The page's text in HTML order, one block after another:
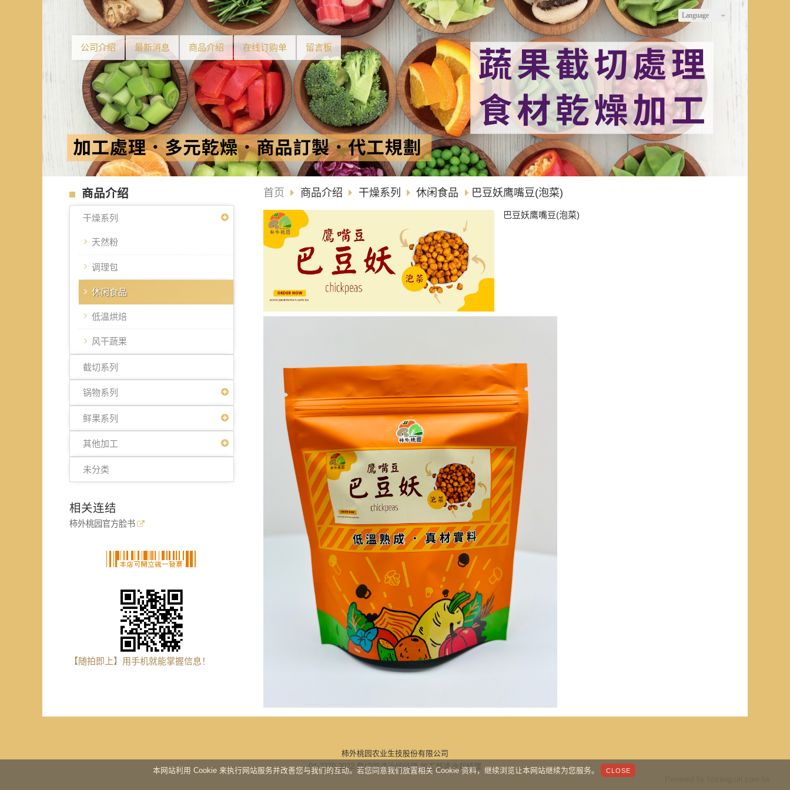
Language
公司介绍 最新消息 商品介绍 在线订购单 留言板
商品介绍
干燥系列
天然粉
调理包
休闲食品
低温烘焙
风干蔬果
截切系列
锅物系列
鲜果系列
其他加工
未分类
相关连结
柿外桃园官方脸书
【随拍即上】用手机就能掌握信息！
首页 商品介绍 干燥系列 休闲食品 巴豆妖鹰嘴豆(泡菜)
巴豆妖鹰嘴豆(泡菜)
柿外桃园农业生技股份有限公司
04-2270-2022 截切部请洽邱经理 加工部请洽刘经理
本网站利用 Cookie 来执行网站服务并改善您与我们的互动。若您同意我们放置相关 Cookie 资料，继续浏览让本网站继续为您服务。